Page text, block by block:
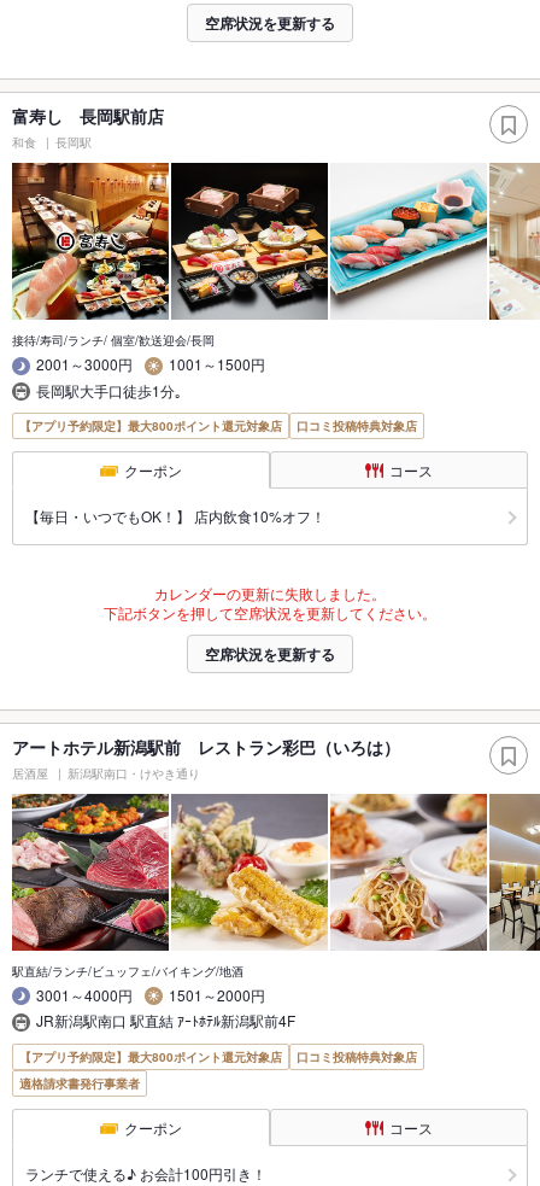
空席状況を更新する
富寿し 長岡駅前店
和食 長岡駅
接待/寿司/ランチ/ 個室/歓送迎会/長岡
2001～3000円
1001～1500円
長岡駅大手口徒歩1分｡
【アプリ予約限定】最大800ポイント還元対象店 口コミ投稿特典対象店
クーポン コース
【毎日・いつでもOK！】 店内飲食10%オフ！
カレンダーの更新に失敗しました。
下記ボタンを押して空席状況を更新してください。
空席状況を更新する
アートホテル新潟駅前 レストラン彩巴（いろは）
居酒屋 新潟駅南口・けやき通り
駅直結/ランチ/ビュッフェ/バイキング/地酒
3001～4000円
1501～2000円
JR新潟駅南口 駅直結 ｱｰﾄﾎﾃﾙ新潟駅前4F
【アプリ予約限定】最大800ポイント還元対象店
口コミ投稿特典対象店
適格請求書発行事業者
クーポン コース
ランチで使える♪ お会計100円引き！